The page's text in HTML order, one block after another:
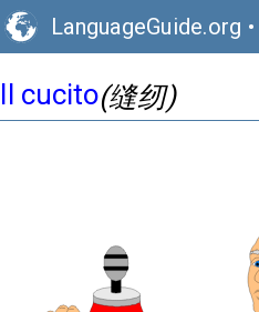
LanguageGuide.org •
Il cucito(缝纫)